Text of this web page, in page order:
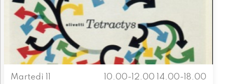
Martedì 11
10.00-12.00 14.00-18.00